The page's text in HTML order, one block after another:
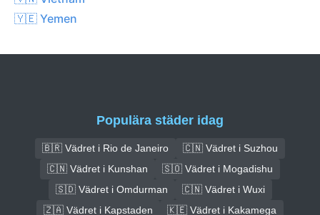
🇾🇪 Yemen
Populära städer idag
🇧🇷 Vädret i Rio de Janeiro
🇨🇳 Vädret i Suzhou
🇨🇳 Vädret i Kunshan
🇸🇴 Vädret i Mogadishu
🇸🇩 Vädret i Omdurman
🇨🇳 Vädret i Wuxi
🇿🇦 Vädret i Kapstaden
🇰🇪 Vädret i Kakamega